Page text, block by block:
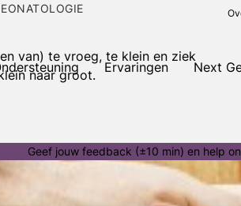
Ervaringen Next
van) te vroeg, te klein en ziek
naar groot.
Geef jouw feedback (±10 min) en help